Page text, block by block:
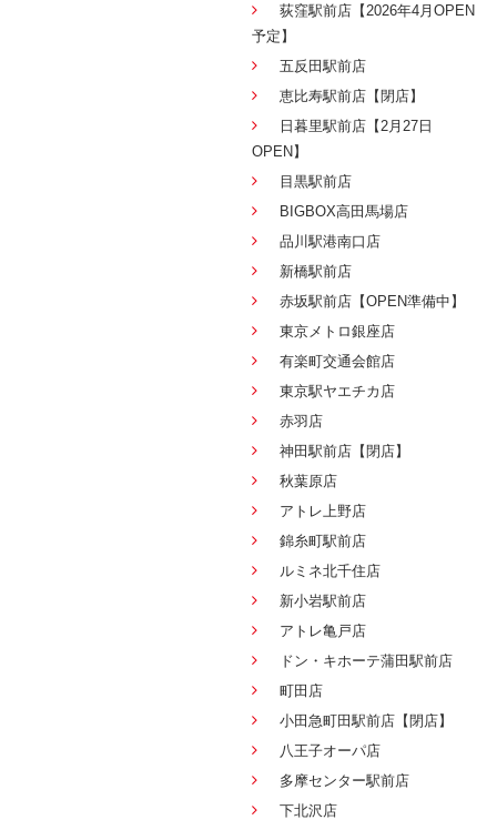
荻窪駅前店【2026年4月OPEN
予定】
五反田駅前店
恵比寿駅前店【閉店】
日暮里駅前店【2月27日
OPEN】
目黒駅前店
BIGBOX高田馬場店
品川駅港南口店
新橋駅前店
赤坂駅前店【OPEN準備中】
東京メトロ銀座店
有楽町交通会館店
東京駅ヤエチカ店
赤羽店
神田駅前店【閉店】
秋葉原店
アトレ上野店
錦糸町駅前店
ルミネ北千住店
新小岩駅前店
アトレ亀戸店
ドン・キホーテ蒲田駅前店
町田店
小田急町田駅前店【閉店】
八王子オーパ店
多摩センター駅前店
下北沢店